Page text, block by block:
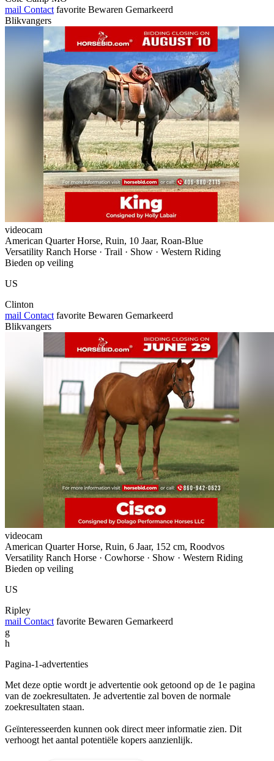
mail Contact favorite Bewaren Gemarkeerd
Blikvangers
videocam
American Quarter Horse, Ruin, 10 Jaar, Roan-Blue
Versatility Ranch Horse · Trail · Show · Western Riding
Bieden op veiling
US
Clinton
mail Contact favorite Bewaren Gemarkeerd
Blikvangers
videocam
American Quarter Horse, Ruin, 6 Jaar, 152 cm, Roodvos
Versatility Ranch Horse · Cowhorse · Show · Western Riding
Bieden op veiling
US
Ripley
mail Contact favorite Bewaren Gemarkeerd
g
h
Pagina-1-advertenties
Met deze optie wordt je advertentie ook getoond op de 1e pagina
van de zoekresultaten. Je advertentie zal boven de normale
zoekresultaten staan.
Geïnteresseerden kunnen ook direct meer informatie zien. Dit
verhoogt het aantal potentiële kopers aanzienlijk.